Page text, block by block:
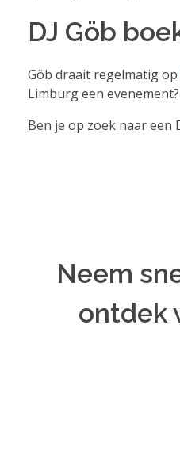
DJ Göb
Göb draait regelmatig op
Limburg een
Ben je op zoek naar een
Neem
ontdek